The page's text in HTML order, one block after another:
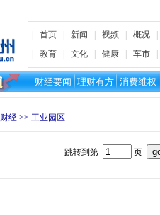
首页| 新闻 视频| 概况
教育| 文化| 健康| 车市
财经要闻 理财有方 消费维权
财经>> 工业园区
跳转到第 页